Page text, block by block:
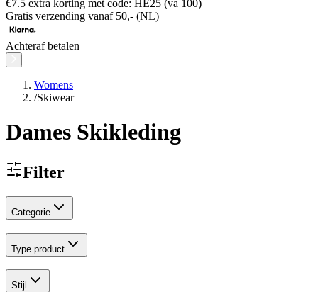
€7.5 extra korting met code: HE25 (va 100)
Gratis verzending vanaf 50,- (NL)
Achteraf betalen
Womens
/Skiwear
Dames Skikleding
Filter
Categorie
Type product
Stijl